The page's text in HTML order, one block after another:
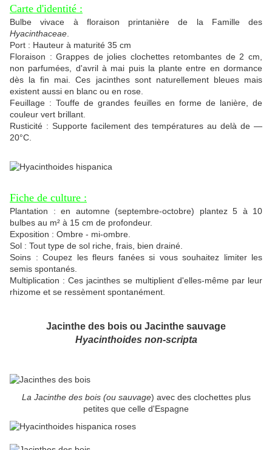
Carte d'identité :
Bulbe vivace à floraison printanière de la Famille des
Hyacinthaceae
Port : Hauteur à maturité 35 cm
Floraison : Grappes de jolies clochettes retombantes de 2 cm,
non parfumées, d'avril à mai puis la plante entre en dormance
dès la fin mai. Ces jacinthes sont naturellement bleues mais
existent aussi en blanc ou en rose.
Feuillage : Touffe de grandes feuilles en forme de lanière, de
couleur vert brillant.
Rusticité : Supporte facilement des températures au delà de —
20°C.
Fiche de culture :
Plantation : en automne (septembre-octobre) plantez 5 à 10
bulbes au m² à 15 cm de profondeur.
Exposition : Ombre - mi-ombre.
Sol : Tout type de sol riche, frais, bien drainé.
Soins : Coupez les fleurs fanées si vous souhaitez limiter les
semis spontanés.
Multiplication : Ces jacinthes se multiplient d'elles-même par leur
rhizome et se ressèment spontanément.
Jacinthe des bois ou Jacinthe sauvage
Hyacinthoides non-scripta
La Jacinthe des bois (ou sauvage) avec des clochettes plus
petites que celle d'Espagne